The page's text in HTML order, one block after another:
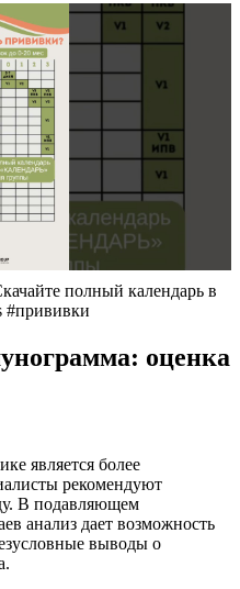
полный календарь в
#прививки
оценка
является более
рекомендуют
В подавляющем
анализ дает возможность
выводы о